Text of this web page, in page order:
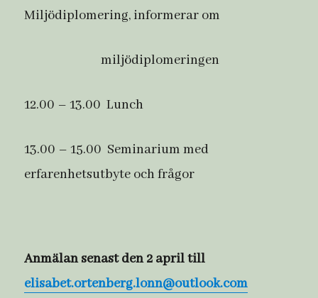
Miljödiplomering, informerar om
miljödiplomeringen
12.00 – 13.00 Lunch
13.00 – 15.00 Seminarium med
erfarenhetsutbyte och frågor
Anmälan senast den 2 april till
elisabet.ortenberg.lonn@outlook.com